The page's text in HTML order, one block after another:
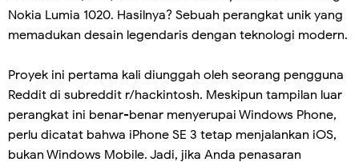
Nokia Lumia 1020. Hasilnya? Sebuah perangkat unik yang
memadukan desain legendaris dengan teknologi modern.
Proyek ini pertama kali diunggah oleh seorang pengguna
Reddit di subreddit r/hackintosh. Meskipun tampilan luar
perangkat ini benar-benar menyerupai Windows Phone,
perlu dicatat bahwa iPhone SE 3 tetap menjalankan iOS,
bukan Windows Mobile. Jadi, jika Anda penasaran